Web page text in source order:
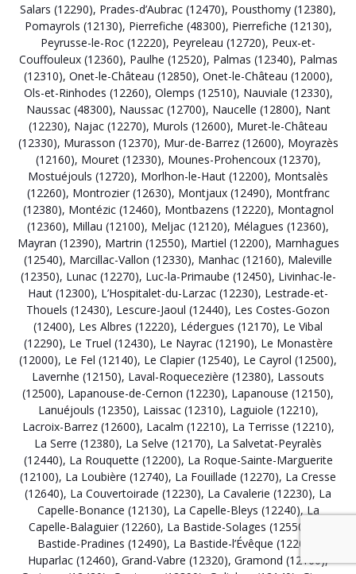
Salars (12290), Prades-d’Aubrac (12470), Pousthomy (12380),
Pomayrols (12130), Pierrefiche (48300), Pierrefiche (12130),
Peyrusse-le-Roc (12220), Peyreleau (12720), Peux-et-
Couffouleux (12360), Paulhe (12520), Palmas (12340), Palmas
(12310), Onet-le-Château (12850), Onet-le-Château (12000),
Ols-et-Rinhodes (12260), Olemps (12510), Nauviale (12330),
Naussac (48300), Naussac (12700), Naucelle (12800), Nant
(12230), Najac (12270), Murols (12600), Muret-le-Château
(12330), Murasson (12370), Mur-de-Barrez (12600), Moyrazès
(12160), Mouret (12330), Mounes-Prohencoux (12370),
Mostuéjouls (12720), Morlhon-le-Haut (12200), Montsalès
(12260), Montrozier (12630), Montjaux (12490), Montfranc
(12380), Montézic (12460), Montbazens (12220), Montagnol
(12360), Millau (12100), Meljac (12120), Mélagues (12360),
Mayran (12390), Martrin (12550), Martiel (12200), Marnhagues
(12540), Marcillac-Vallon (12330), Manhac (12160), Maleville
(12350), Lunac (12270), Luc-la-Primaube (12450), Livinhac-le-
Haut (12300), L’Hospitalet-du-Larzac (12230), Lestrade-et-
Thouels (12430), Lescure-Jaoul (12440), Les Costes-Gozon
(12400), Les Albres (12220), Lédergues (12170), Le Vibal
(12290), Le Truel (12430), Le Nayrac (12190), Le Monastère
(12000), Le Fel (12140), Le Clapier (12540), Le Cayrol (12500),
Lavernhe (12150), Laval-Roquecezière (12380), Lassouts
(12500), Lapanouse-de-Cernon (12230), Lapanouse (12150),
Lanuéjouls (12350), Laissac (12310), Laguiole (12210),
Lacroix-Barrez (12600), Lacalm (12210), La Terrisse (12210),
La Serre (12380), La Selve (12170), La Salvetat-Peyralès
(12440), La Rouquette (12200), La Roque-Sainte-Marguerite
(12100), La Loubière (12740), La Fouillade (12270), La Cresse
(12640), La Couvertoirade (12230), La Cavalerie (12230), La
Capelle-Bonance (12130), La Capelle-Bleys (12240),La
Capelle-Balaguier (12260), La Bastide-Solages (12550)
Bastide-Pradines (12490), La Bastide-l’Évêque (12200)
Huparlac (12460), Grand-Vabre (12320), Gramond (12160),